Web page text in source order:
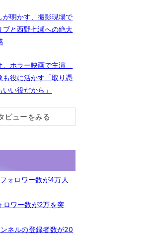
が明かす、撮影現場で
ブと西野七瀬への絶大
、ホラー映画で主演
も役に活かす「取り憑
い役だから」
ビューをみる
ロワー数が4万人
ワー数が2万を突
ネルの登録者数が20